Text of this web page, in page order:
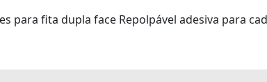
para fita dupla face Repolpável adesiva para